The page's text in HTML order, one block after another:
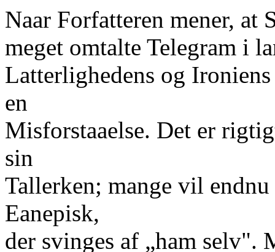
Naar Forfatteren mener, at
meget omtalte Telegram i
Latterlighedens og
en
Misforstaaelse. Det er
sin
Tallerken; mange vil
Eanepisk,
der svinges af „ham selv".